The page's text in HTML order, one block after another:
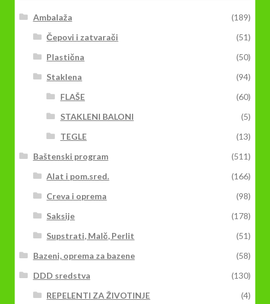
Ambalaža
(189)
Čepovi i zatvarači
(51)
Plastična
(50)
Staklena
(94)
FLAŠE
(60)
STAKLENI BALONI
(5)
TEGLE
(13)
Baštenski program
(511)
Alat i pom.sred.
(166)
Creva i oprema
(98)
Saksije
(178)
Supstrati, Malč, Perlit
(51)
Bazeni, oprema za bazene
(58)
DDD sredstva
(130)
REPELENTI ZA ŽIVOTINJE
(4)